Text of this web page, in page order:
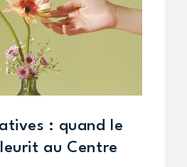
: quand le
au Centre